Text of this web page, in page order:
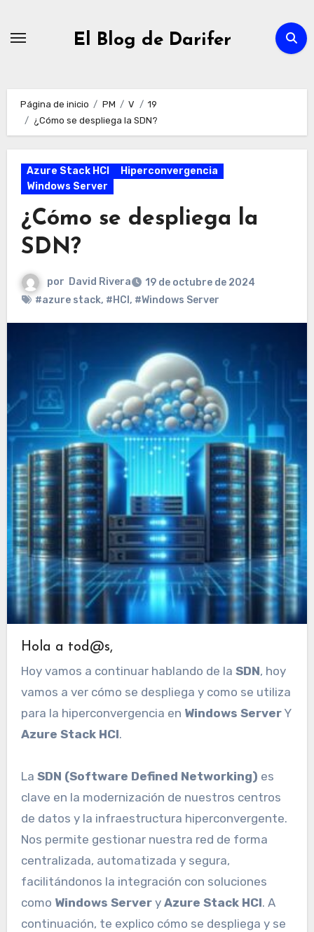
El Blog de Darifer
Página de inicio PM V
19
¿Cómo se despliega la SDN?
Azure Stack HCI
Hiperconvergencia
Windows Server
¿Cómo se despliega la
SDN?
por David Rivera
19 de octubre de 2024
#azure stack, #HCI , #Windows Server
Hola a tod@s,
Hoy vamos a continuar hablando de la SDN, hoy
vamos a ver cómo se despliega y como se utiliza
para la hiperconvergencia en Windows ServerY
Azure Stack HCI.
La SDN (Software Defined Networking) es
clave en la modernización de nuestros centros
de datos y la infraestructura hiperconvergente.
Nos permite gestionar nuestra red de forma
centralizada, automatizada y segura,
facilitándonos la integración con soluciones
como Windows Servery Azure Stack HCI. A
continuación, te explico cómo se despliega y se